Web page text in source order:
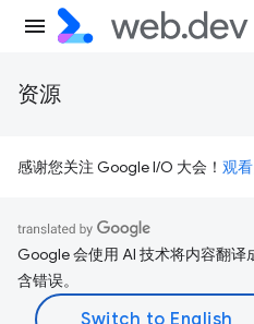
资源
感谢您关注 Google I/O 大会！ 观
Google 会使用 AI 技术将内容翻
含错误。